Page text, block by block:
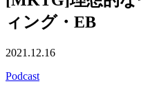
ィング・EB
2021.12.16
Podcast